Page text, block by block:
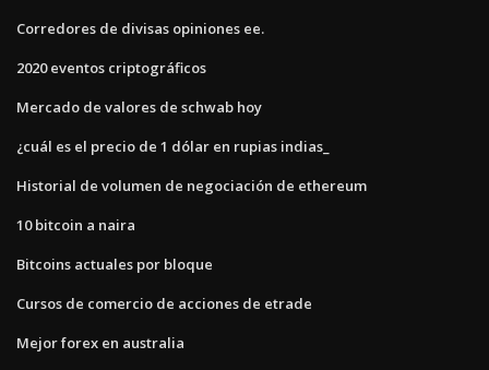
Corredores de divisas opiniones ee.
2020 eventos criptográficos
Mercado de valores de schwab hoy
¿cuál es el precio de 1 dólar en rupias indias_
Historial de volumen de negociación de ethereum
10 bitcoin a naira
Bitcoins actuales por bloque
Cursos de comercio de acciones de etrade
Mejor forex en australia